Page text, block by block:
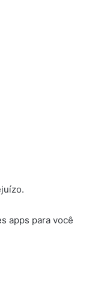
apps para você